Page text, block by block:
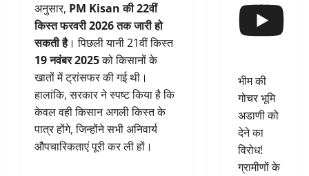
अनुसार, PM Kisan की 22वीं
किस्त फरवरी 2026 तक जारी हो
सकती है। पिछली यानी 21वीं किस्त
19 नवंबर 2025को किसानों के
खातों में ट्रांसफर की गई थी।
हालांकि, सरकार ने स्पष्ट किया है कि
केवल वही किसान अगली किस्त के
पात्र होंगे, जिन्होंने सभी अनिवार्य
औपचारिकताएं पूरी कर ली हों।
भीम की
गोचर भूमि
अडाणी को
देने का
विरोध!
ग्रामीणों के